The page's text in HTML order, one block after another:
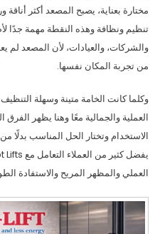
مختارة بعناية، يصبح المصعد أكثر
تنظيم ونظافة وهذه النقطة مهمة جدًا
والشركات، والعيادات، لأن المصعد لم
من تجربة المكان نفسها.
وكلما كانت الخامة متينة وسهلة
العملية والجمالية معًا وهنا يظهر
الاستخدام وتختار الحل المناسب
العملي والمظهر المريح والاستفادة